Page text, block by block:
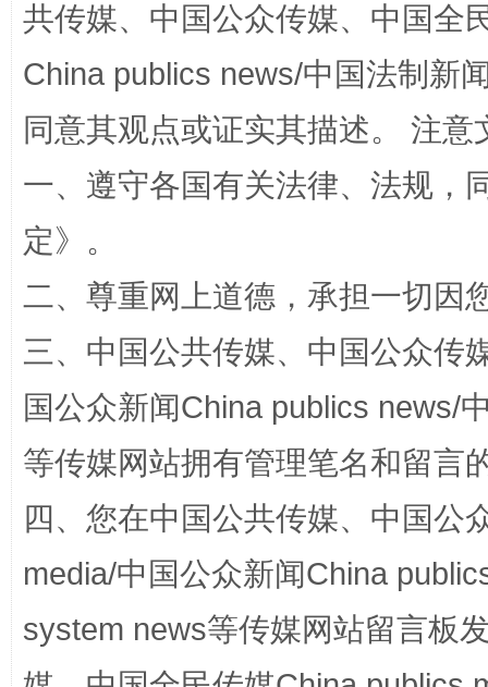
全民健身五年计划来了！等你上场
阿坝州三大球赛在茂县开幕 规模
国家大学科技园优化重塑工作
共传媒、中国公众传媒、中国全
China publics news/中国法制新
同意其观点或证实其描述。 注
一、遵守各国有关法律、法规，
定》。
二、尊重网上道德，承担一切因
三、中国公共传媒、中国公众传
国公众新闻China publics news/
等传媒网站拥有管理笔名和留言
四、您在中国公共传媒、中国公
media/中国公众新闻China
system news等传媒网站留言板